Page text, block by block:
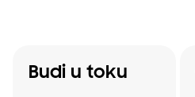
Budi u toku